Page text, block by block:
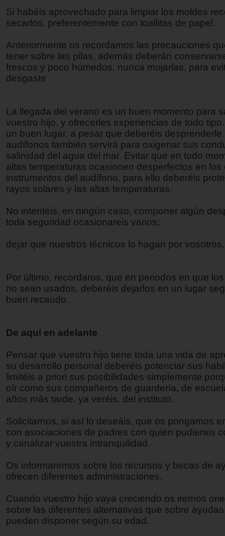
Si habéis aprovechado para limpiar los moldes
secarlos, preferentemente con toallitas de papel.
Anteriormente os recordamos las precauciones
tener sobre las pilas, además deberán
frescos y poco húmedos, nunca mojarlas, para
desgaste
La llegada del verano es un buen momento para
vuestro hijo, y ofrecerles experiencias de todo
un buen lugar, a pesar que deberéis desprenderle
audífonos también servirá para oxigenar sus
salinidad del agua del mar. Evitar que en todo
altas temperaturas ocasionen desperfectos en los
instrumentos del audífono, para ello deberéis
rayos solares y las altas temperaturas.
No intentéis, en ningún caso, componer algún
toda seguridad ocasionareis varios;
dejar que nuestros técnicos lo hagan por vosotros.
Por último, recordaros, que en periodos en que
no sean usados, deberéis dejarlos en un lugar
buen recaudo.
De aquí en adelante
Pensar que vuestro hijo tiene toda una vida de
su desarrollo personal deberéis potenciar sus
limitéis a priori sus posibilidades simplemente
oír como sus compañeros de guardería, de
años más tarde, ya veréis, del instituto.
Solicitarnos, si así lo deseáis, que os pongamos
con asociaciones de padres con quién pudierais
y canalizar vuestra intranquilidad.
Os informaremos sobre los recursos y becas de
ofrecen diferentes administraciones.
Cuando vuestro hijo vaya creciendo os iremos
sobre las diferentes alternativas que sobre
pueden disponer según su edad.